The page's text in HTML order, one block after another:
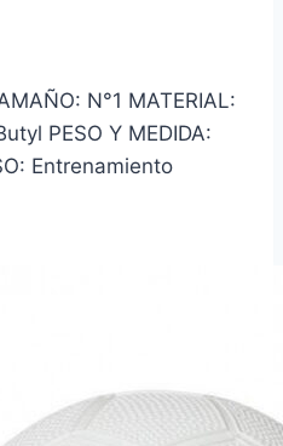
N°1 MATERIAL:
PESO Y MEDIDA:
Entrenamiento